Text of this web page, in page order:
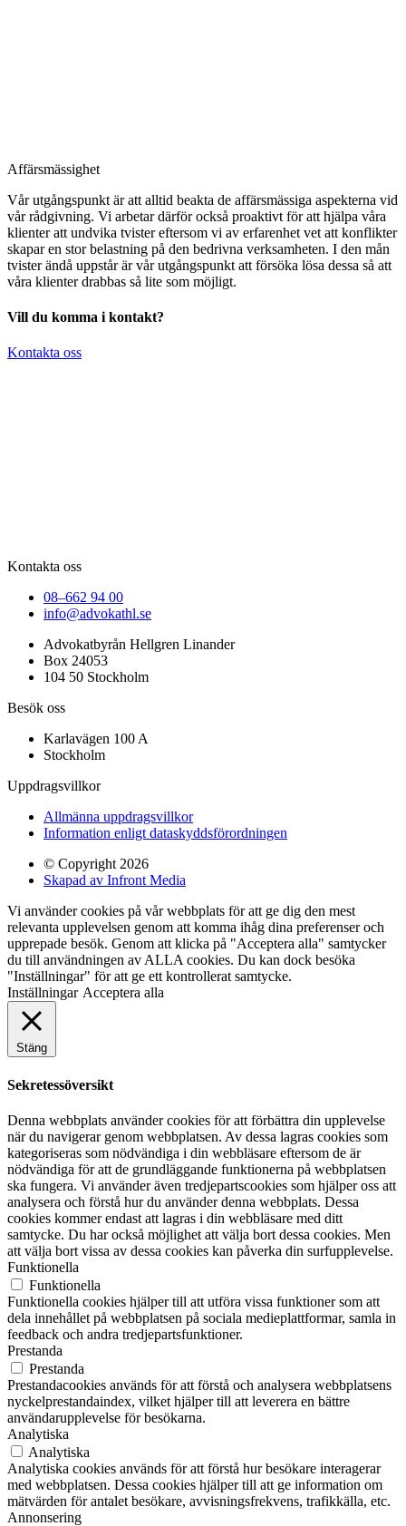
Affärsmässighet
Vår utgångspunkt är att alltid beakta de affärsmässiga aspekterna vid
vår rådgivning. Vi arbetar därför också proaktivt för att hjälpa våra
klienter att undvika tvister eftersom vi av erfarenhet vet att konflikter
skapar en stor belastning på den bedrivna verksamheten. I den mån
tvister ändå uppstår är vår utgångspunkt att försöka lösa dessa så att
våra klienter drabbas så lite som möjligt.
Vill du komma i kontakt?
Kontakta oss
Kontakta oss
08–662 94 00
info@advokathl.se
Advokatbyrån Hellgren Linander
Box 24053
104 50 Stockholm
Besök oss
Karlavägen 100 A
Stockholm
Uppdragsvillkor
Allmänna uppdragsvillkor
Information enligt dataskyddsförordningen
© Copyright 2026
Skapad av Infront Media
Vi använder cookies på vår webbplats för att ge dig den mest
relevanta upplevelsen genom att komma ihåg dina preferenser och
upprepade besök. Genom att klicka på "Acceptera alla" samtycker
du till användningen av ALLA cookies. Du kan dock besöka
"Inställningar" för att ge ett kontrollerat samtycke.
Inställningar Acceptera alla
Stäng
Sekretessöversikt
Denna webbplats använder cookies för att förbättra din upplevelse
när du navigerar genom webbplatsen. Av dessa lagras cookies som
kategoriseras som nödvändiga i din webbläsare eftersom de är
nödvändiga för att de grundläggande funktionerna på webbplatsen
ska fungera. Vi använder även tredjepartscookies som hjälper oss att
analysera och förstå hur du använder denna webbplats. Dessa
cookies kommer endast att lagras i din webbläsare med ditt
samtycke. Du har också möjlighet att välja bort dessa cookies. Men
att välja bort vissa av dessa cookies kan påverka din surfupplevelse.
Funktionella
Funktionella
Funktionella cookies hjälper till att utföra vissa funktioner som att
dela innehållet på webbplatsen på sociala medieplattformar, samla in
feedback och andra tredjepartsfunktioner.
Prestanda
Prestanda
Prestandacookies används för att förstå och analysera webbplatsens
nyckelprestandaindex, vilket hjälper till att leverera en bättre
användarupplevelse för besökarna.
Analytiska
Analytiska
Analytiska cookies används för att förstå hur besökare interagerar
med webbplatsen. Dessa cookies hjälper till att ge information om
mätvärden för antalet besökare, avvisningsfrekvens, trafikkälla, etc.
Annonsering